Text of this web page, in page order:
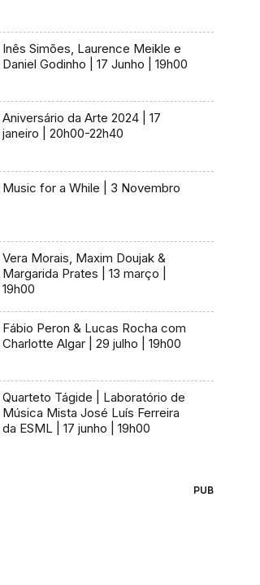
Inês Simões, Laurence Meikle e
Daniel Godinho | 17 Junho | 19h00
Aniversário da Arte 2024 | 17
janeiro | 20h00-22h40
Music for a While | 3 Novembro
Vera Morais, Maxim Doujak &
Margarida Prates | 13 março |
19h00
Fábio Peron & Lucas Rocha com
Charlotte Algar | 29 julho | 19h00
Quarteto Tágide | Laboratório de
Música Mista José Luís Ferreira
da ESML | 17 junho | 19h00
PUB